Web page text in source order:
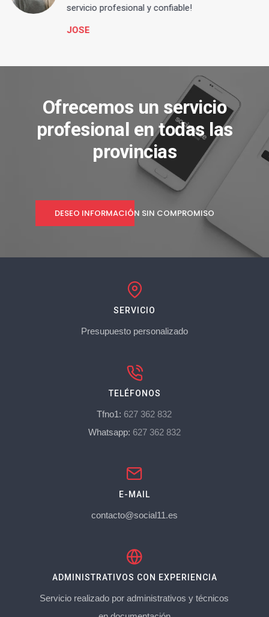
servicio profesional y confiable!
JOSE
Ofrecemos un servicio
profesional en todas las
provincias
DESEO INFORMACIÓN SIN COMPROMISO
SERVICIO
Presupuesto personalizado
TELÉFONOS
Tfno1: 627 362 832
Whatsapp: 627 362 832
E-MAIL
contacto@social11.es
ADMINISTRATIVOS CON EXPERIENCIA
Servicio realizado por administrativos y técnicos